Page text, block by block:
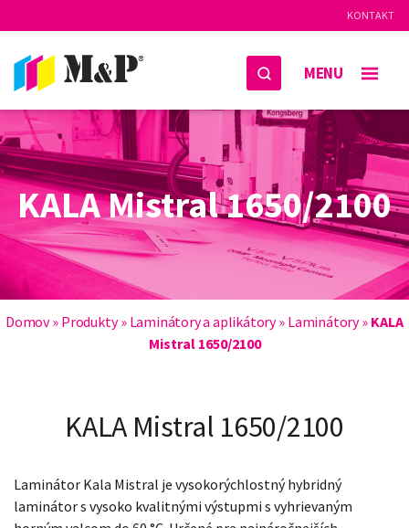
KONTAKT
MENU
KALA Mistral 1650/2100
Domov» Produkty» Laminátory a aplikátory» Laminátory» KALA
Mistral 1650/2100
KALA Mistral 1650/2100
Laminátor Kala Mistral je vysokorýchlostný hybridný
laminátor s vysoko kvalitnými výstupmi s vyhrievaným